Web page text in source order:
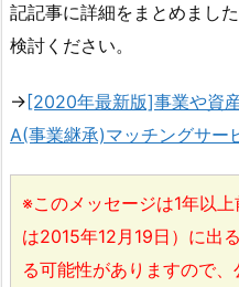
記記事に詳細をまとめまし
検討ください。
→[2020年最新版]事業や資
A(事業継承)マッチングサー
※このメッセージは1年以
は2015年12月19日）に出
る可能性がありますので